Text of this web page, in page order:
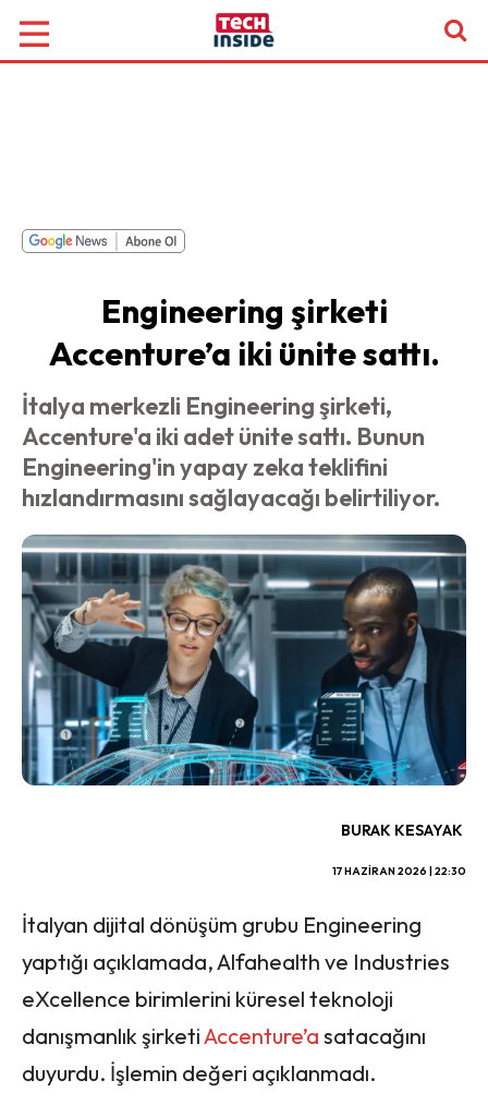
Engineering şirketi
Accenture’a iki ünite sattı.
İtalya merkezli Engineering şirketi,
Accenture'a iki adet ünite sattı. Bunun
Engineering'in yapay zeka teklifini
hızlandırmasını sağlayacağı belirtiliyor.
BURAK KESAYAK
17 HAZIRAN 2026 | 22:30
İtalyan dijital dönüşüm grubu Engineering
yaptığı açıklamada, Alfahealth ve Industries
eXcellence birimlerini küresel teknoloji
danışmanlık şirketi Accenture’a satacağını
duyurdu. İşlemin değeri açıklanmadı.